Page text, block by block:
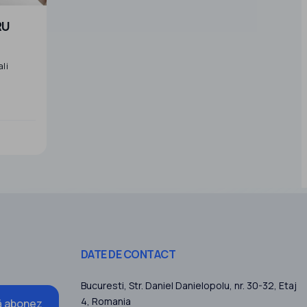
abonez
DATE DE CONTACT
Bucuresti, Str. Daniel Danielopolu, nr. 30-32, Etaj
4, Romania